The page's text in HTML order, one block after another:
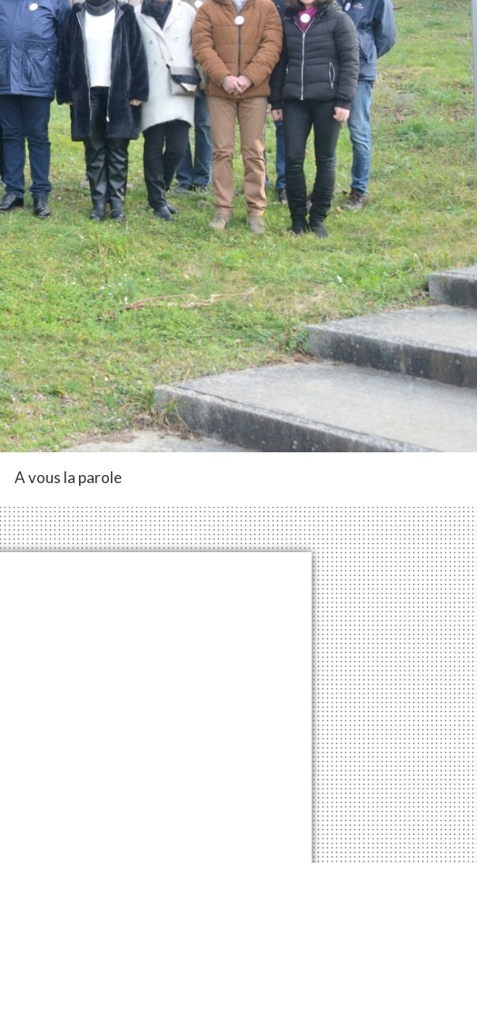
A vous la parole